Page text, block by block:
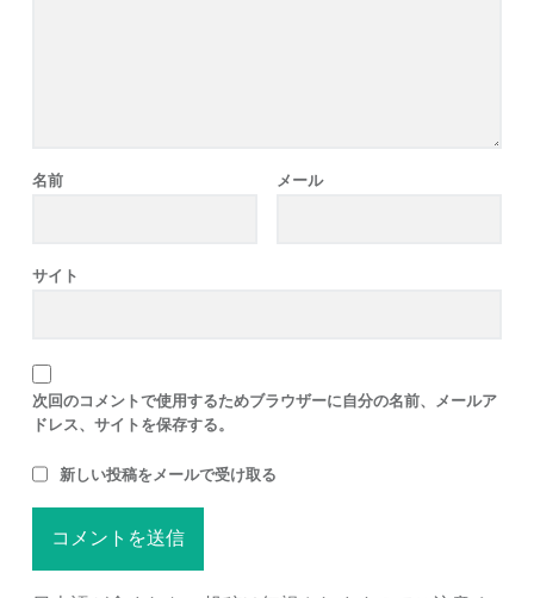
名前 メール
サイト
次回のコメントで使用するためブラウザーに自分の名前、メールア
ドレス、サイトを保存する。
新しい投稿をメールで受け取る